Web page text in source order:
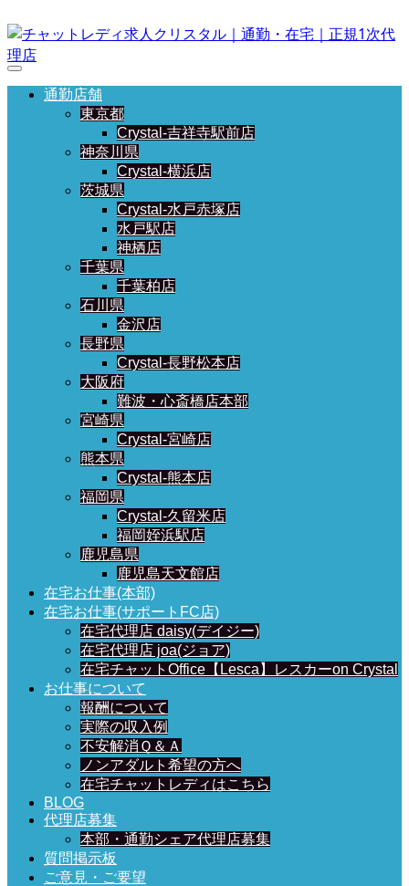
通勤店舗
東京都
Crystal-吉祥寺駅前店
神奈川県
Crystal-横浜店
茨城県
Crystal-水戸赤塚店
水戸駅店
神栖店
千葉県
千葉柏店
石川県
金沢店
長野県
Crystal-長野松本店
大阪府
難波・心斎橋店本部
宮崎県
Crystal-宮崎店
熊本県
Crystal-熊本店
福岡県
Crystal-久留米店
福岡姪浜駅店
鹿児島県
鹿児島天文館店
在宅お仕事(本部)
在宅お仕事(サポートFC店)
在宅代理店 daisy(デイジー)
在宅代理店 joa(ジョア)
在宅チャットOffice【Lesca】レスカーon Crystal
お仕事について
報酬について
実際の収入例
不安解消Ｑ＆Ａ
ノンアダルト希望の方へ
在宅チャットレディはこちら
BLOG
代理店募集
本部・通勤シェア代理店募集
質問掲示板
ご意見・ご要望